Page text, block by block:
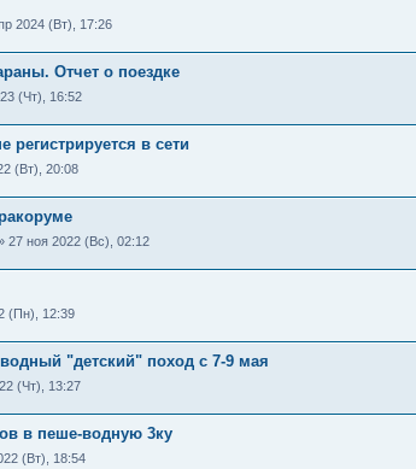
2024 (Вт), 17:26
Отчет о поездке
(Чт), 16:52
регистрируется в сети
(Вт), 20:08
27 ноя 2022 (Вс), 02:12
(Пн), 12:39
"детский" поход с 7-9 мая
(Чт), 13:27
в пеше-водную 3ку
(Вт), 18:54